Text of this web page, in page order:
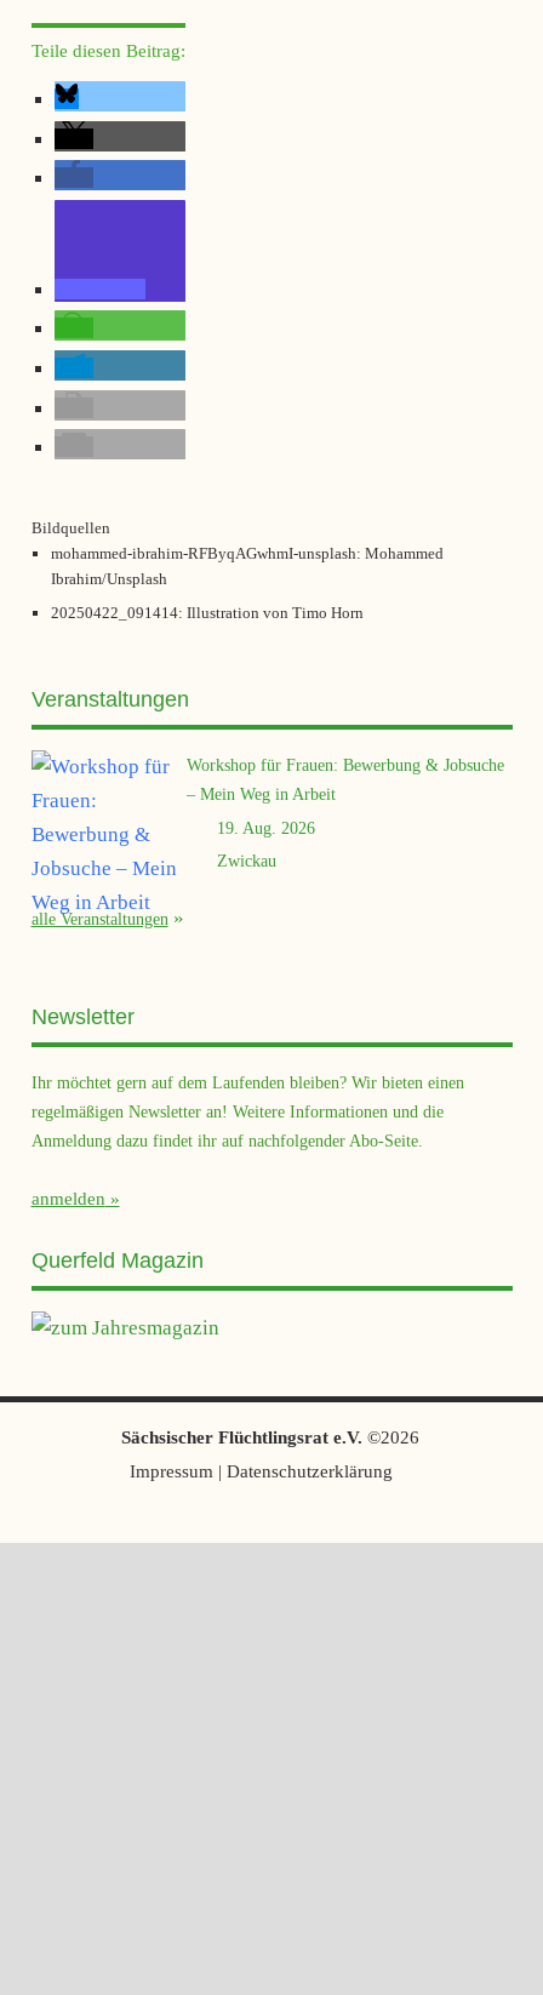
Teile diesen Beitrag:
Bildquellen
mohammed-ibrahim-RFByqAGwhmI-unsplash: Mohammed
Ibrahim/Unsplash
20250422_091414: Illustration von Timo Horn
Veranstaltungen
Workshop für Frauen: Bewerbung & Jobsuche
– Mein Weg in Arbeit
19. Aug. 2026
Zwickau
alle Veranstaltungen
Newsletter
Ihr möchtet gern auf dem Laufenden bleiben? Wir bieten einen
regelmäßigen Newsletter an! Weitere Informationen und die
Anmeldung dazu findet ihr auf nachfolgender Abo-Seite.
anmelden
Querfeld Magazin
Sächsischer Flüchtlingsrat e.V. ©2026
Impressum| Datenschutzerklärung